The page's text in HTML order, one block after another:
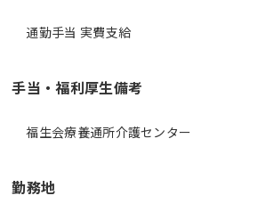
通勤手当 実費支給
手当・福利厚生備考
福生会療養通所介護センター
勤務地